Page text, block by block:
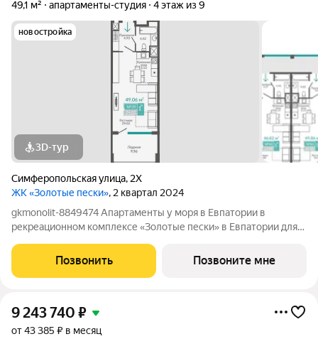
49,1 м²
апартаменты-студия 4 этаж из 9
новостройка
3D-тур
Симферопольская улица, 2Х
ЖК «Золотые пески», 2 квартал 2024
gkmonolit-8849474 Апартаменты у моря в Евпатории в
рекреационном комплексе «Золотые пески» в Евпатории для
ОГРАНИЧЕНО! Ввод в эксплуатацию - II кв. 2027 О
КОМПЛЕКСЕ. Комплекс апартаментов «Золотые пески» -
Позвонить Позвоните мне
9 243 740 ₽
от 43 385 ₽ в месяц